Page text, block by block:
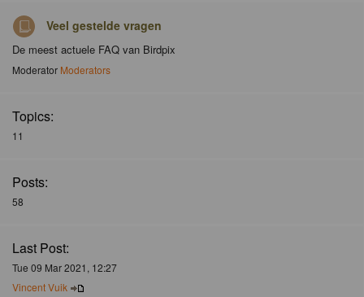
Veel gestelde vragen
De meest actuele FAQ van Birdpix
Moderator Moderators
Topics:
11
Posts:
58
Last Post:
Tue 09 Mar 2021, 12:27
Vincent Vuik